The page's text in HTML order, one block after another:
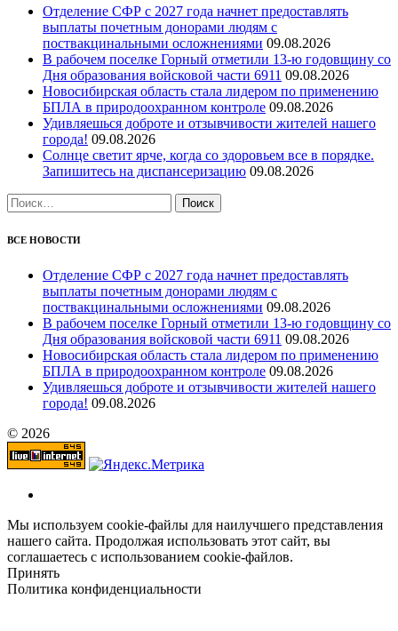
Отделение СФР с 2027 года начнет предоставлять
выплаты почетным донорами людям с
поствакцинальными осложнениями 09.08.2026
В рабочем поселке Горный отметили 13-ю годовщину со
Дня образования войсковой части 6911 09.08.2026
Новосибирская область стала лидером по применению
БПЛА в природоохранном контроле 09.08.2026
Удивляешься доброте и отзывчивости жителей нашего
города! 09.08.2026
Солнце светит ярче, когда со здоровьем все в порядке.
Запишитесь на диспансеризацию 09.08.2026
Найти:
ВСЕ НОВОСТИ
Отделение СФР с 2027 года начнет предоставлять
выплаты почетным донорами людям с
поствакцинальными осложнениями 09.08.2026
В рабочем поселке Горный отметили 13-ю годовщину со
Дня образования войсковой части 6911 09.08.2026
Новосибирская область стала лидером по применению
БПЛА в природоохранном контроле 09.08.2026
Удивляешься доброте и отзывчивости жителей нашего
города! 09.08.2026
© 2026
Мы используем cookie-файлы для наилучшего представления
нашего сайта. Продолжая использовать этот сайт, вы
соглашаетесь с использованием cookie-файлов.
Принять
Политика конфиденциальности